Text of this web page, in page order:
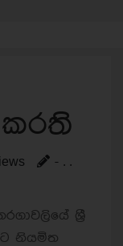
- . .
ශ්‍රී
නියමිත